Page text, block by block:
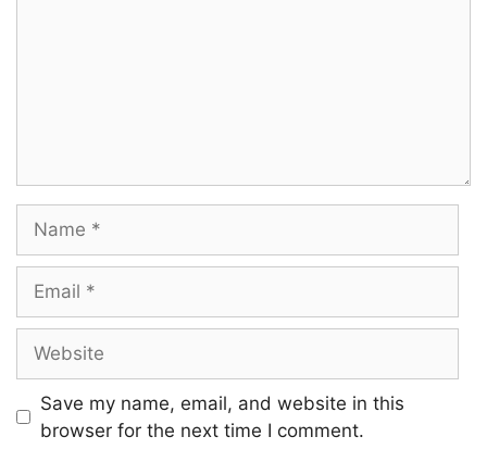
Save my name, email, and website in this
browser for the next time I comment.